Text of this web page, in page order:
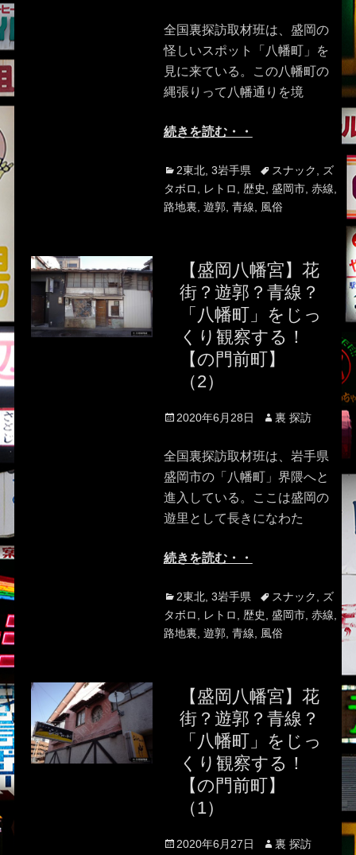
全国裏探訪取材班は、盛岡の
怪しいスポット「八幡町」を
見に来ている。この八幡町の
縄張りって八幡通りを境
続きを読む・・
Categories
2東北, 3岩手県 Tagsスナック
ズ
タボロ
レトロ 歴史 盛岡市, 赤線
路地裏 遊郭, 青線 風俗
【盛岡八幡宮】花
街？遊郭？青線？
「八幡町」をじっ
くり観察する！
【の門前町】
（2）
Posted
2020年6月28日 Author
裏 探訪
全国裏探訪取材班は、岩手県
盛岡市の「八幡町」界隈へと
進入している。ここは盛岡の
遊里として長きになわた
続きを読む・・
Categories
2東北, 3岩手県 Tagsスナック
ズ
タボロ
レトロ 歴史 盛岡市, 赤線
路地裏 遊郭, 青線 風俗
【盛岡八幡宮】花
街？遊郭？青線？
「八幡町」をじっ
くり観察する！
【の門前町】
（1）
Posted
2020年6月27日 Author
裏 探訪